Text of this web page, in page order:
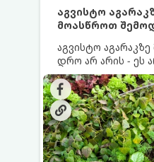
აგვისტო
მოასწროთ
აგვისტო
დრო არ არის - ეს
როდესაც
მოსავალს და
ზამთრის
ნიადაგმა
მცენარეებმა
ბოლომდე 5
უნდა მოასწროთ: